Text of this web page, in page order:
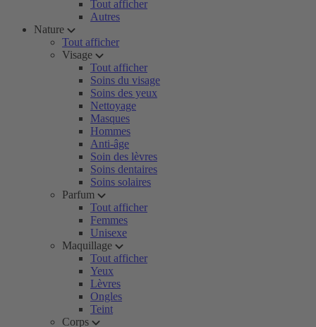
Tout afficher
Autres
Nature
Tout afficher
Visage
Tout afficher
Soins du visage
Soins des yeux
Nettoyage
Masques
Hommes
Anti-âge
Soin des lèvres
Soins dentaires
Soins solaires
Parfum
Tout afficher
Femmes
Unisexe
Maquillage
Tout afficher
Yeux
Lèvres
Ongles
Teint
Corps